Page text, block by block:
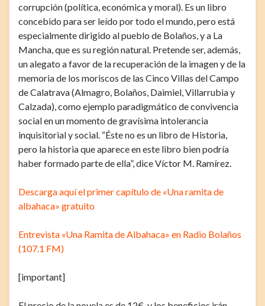
corrupción (política, económica y moral). Es un libro
concebido para ser leído por todo el mundo, pero está
especialmente dirigido al pueblo de Bolaños, y a La
Mancha, que es su región natural. Pretende ser, además,
un alegato a favor de la recuperación de la imagen y de la
memoria de los moriscos de las Cinco Villas del Campo
de Calatrava (Almagro, Bolaños, Daimiel, Villarrubia y
Calzada), como ejemplo paradigmático de convivencia
social en un momento de gravísima intolerancia
inquisitorial y social. “Éste no es un libro de Historia,
pero la historia que aparece en este libro bien podría
haber formado parte de ella”, dice Víctor M. Ramírez.
Descarga aquí el primer capítulo de «Una ramita de
albahaca» gratuito
Entrevista «Una Ramita de Albahaca» en Radio Bolaños
(107.1 FM)
[important]